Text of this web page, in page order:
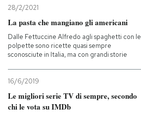
28/2/2021
La pasta che mangiano gli americani
Dalle Fettuccine Alfredo agli spaghetti con le
polpette sono ricette quasi sempre
sconosciute in Italia, ma con grandi storie
16/6/2019
Le migliori serie TV di sempre, secondo
chi le vota su IMDb